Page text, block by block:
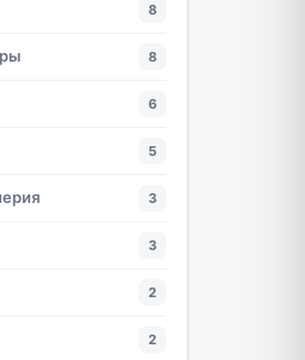
8
8
6
5
3
3
2
2